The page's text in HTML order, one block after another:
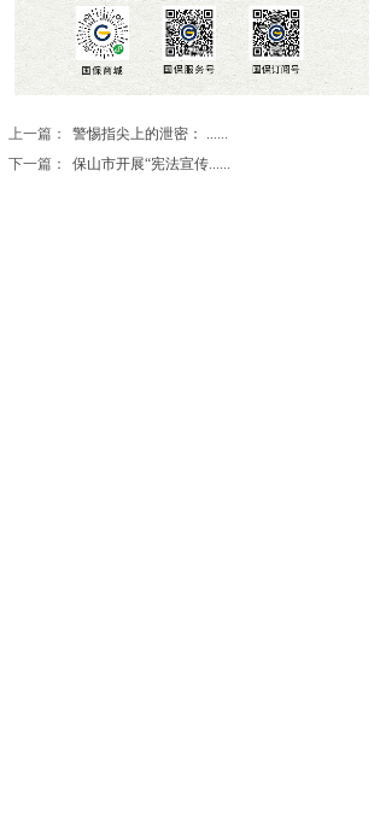
上一篇：
警惕指尖上的泄密： ......
下一篇：
保山市开展“宪法宣传......